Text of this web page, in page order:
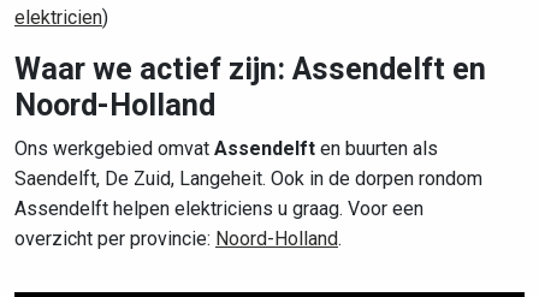
elektricien)
Waar we actief zijn: Assendelft en
Noord-Holland
Ons werkgebied omvat Assendelft en buurten als
Saendelft, De Zuid, Langeheit. Ook in de dorpen rondom
Assendelft helpen elektriciens u graag. Voor een
overzicht per provincie: Noord-Holland.